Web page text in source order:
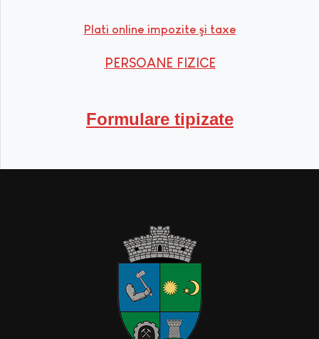
Plati online impozite şi taxe
PERSOANE FIZICE
Formulare tipizate